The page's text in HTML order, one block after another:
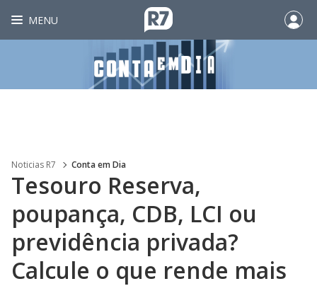
MENU
Noticias R7 Conta em Dia
Tesouro Reserva,
poupança, CDB, LCI ou
previdência privada?
Calcule o que rende mais